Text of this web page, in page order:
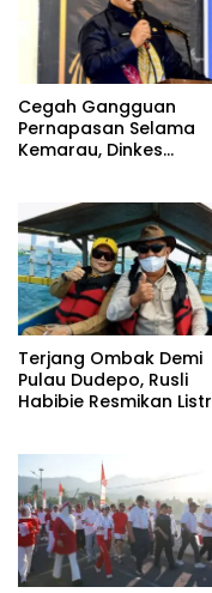
Cegah Gangguan
Pernapasan Selama
Kemarau, Dinkes
Masker
Terjang Ombak Demi
Pulau Dudepo, Rusli
Habibie Resmikan